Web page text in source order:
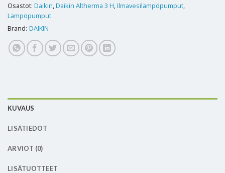
Osastot: Daikin,Daikin Altherma 3 H,Ilmavesilämpöpumput,
Lämpöpumput
Brand: DAIKIN
KUVAUS
LISÄTIEDOT
ARVIOT (0)
LISÄTUOTTEET